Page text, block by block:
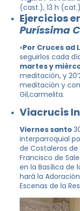
(cast.), 13 h
Ejercicios
Puríssima
«Por Cruces ad
seguirlos cada
martes y
meditación, y
meditación y
Gil,carmelita.
Viacrucis
Viernes santo
interparroquial
de Costaleros de
Francisco de
en la Basílica de
hará la
Escenas de la